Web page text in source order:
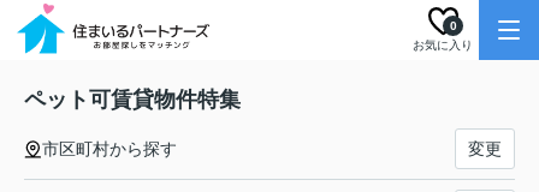
お気に入り
0
ペット可賃貸物件特集
市区町村から探す 変更